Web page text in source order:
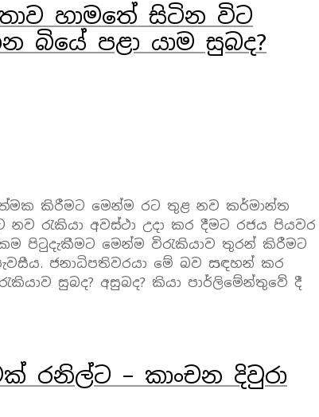
හාමතේ සිටින විට
බියේ පළා යාම සුබද?
කිරීමට මෙන්ම රට තුළ නව කර්මාන්ත
රැකියා අවස්ථා උදා කර දීමට රජය පියවර
පිටුදැකීමට මෙන්ම විරැකියාව තුරන් කිරීමට
ජනාධිපතිවරයා මේ බව සඳහන් කර
සුබද? අසුබද? කියා පාර්ලිමේන්තුවේ දී
රනිල්ට – කාංචන දිවුරා